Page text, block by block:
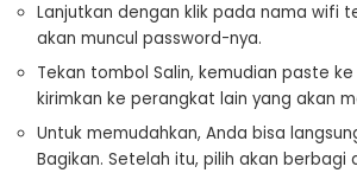
Lanjutkan dengan klik pada nama wifi
akan muncul password-nya.
Tekan tombol Salin, kemudian paste ke
kirimkan ke perangkat lain yang akan
Untuk memudahkan, Anda bisa
Bagikan. Setelah itu, pilih akan berbagi